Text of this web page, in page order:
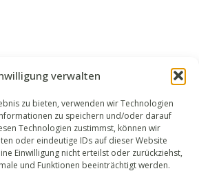
verwalten
zu bieten, verwenden wir Technologien
zu speichern und/oder darauf
Technologien zustimmst, können wir
oder eindeutige IDs auf dieser Website
Einwilligung nicht erteilst oder zurückziehst,
und Funktionen beeinträchtigt werden.
13